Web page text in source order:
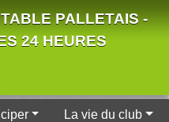
PALLETAIS -
24 HEURES
La vie du club